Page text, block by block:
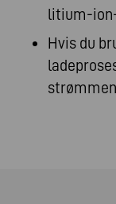
litium-
Hvis du